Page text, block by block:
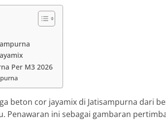
Per M3 2026
beton cor jayamix di Jatisampurna dari
Penawaran ini sebagai gambaran